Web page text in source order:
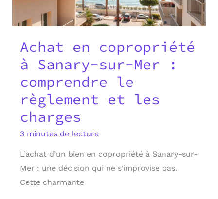
Achat en copropriété
à Sanary-sur-Mer :
comprendre le
règlement et les
charges
3 minutes de lecture
L’achat d’un bien en copropriété à Sanary-sur-
Mer : une décision qui ne s’improvise pas.
Cette charmante